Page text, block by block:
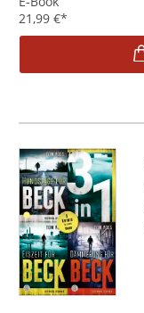
21,99 €*